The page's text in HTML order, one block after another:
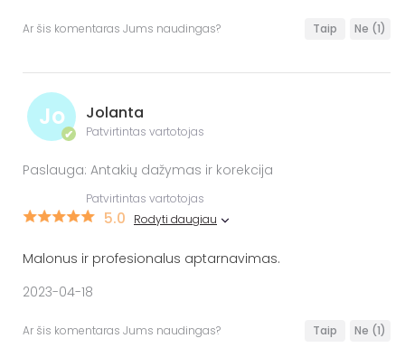
Ar šis komentaras Jums naudingas? Taip Ne (1)
Jo
✔
Jolanta
Patvirtintas vartotojas
Paslauga: Antakių dažymas ir korekcija
Patvirtintas vartotojas
5.0 Rodyti daugiau
Malonus ir profesionalus aptarnavimas.
2023-04-18
Ar šis komentaras Jums naudingas? Taip Ne (1)